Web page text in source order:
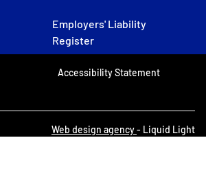
Employers' Liability
Register
Accessibility Statement
Web design agency- Liquid Light